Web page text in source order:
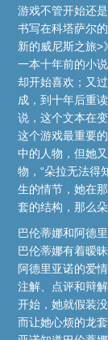
游戏不管开始还
书写在科塔萨尔
新的威尼斯之旅>
一本十年前的小
却开始喜欢；又
成，到十年后重
说，这个文本在
这个游戏最重要
中的人物，但她
物，“朵拉无法得
生的情节，她在
套的结构，那么
巴伦蒂娜和阿德
巴伦蒂娜有着暧
阿德里亚诺的爱
注解、点评和辩
开始，她就假装
而让她心烦的龙